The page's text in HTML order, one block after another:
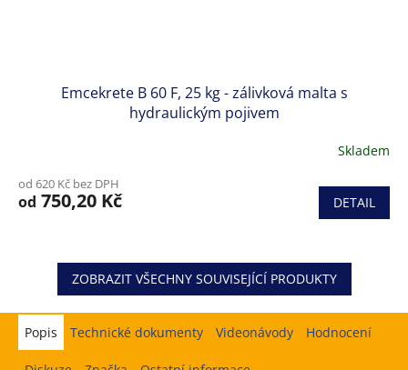
Emcekrete B 60 F, 25 kg - zálivková malta s
hydraulickým pojivem
Skladem
od 620 Kč bez DPH
od 750,20 Kč DETAIL
ZOBRAZIT VŠECHNY SOUVISEJÍCÍ PRODUKTY
Popis Hodnocení